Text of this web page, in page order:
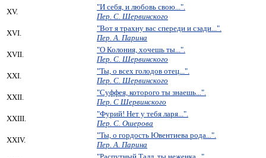
XV.
"И себя, и любовь свою...".
Пер. С. Шервинского
XVI.
"Вот я трахну вас спереди и сзади...".
Пер. А. Парина
XVII.
"О Колония, хочешь ты...".
Пер. С. Шервинского
XXI.
"Ты, о всех голодов отец...".
Пер. С. Шервинского
XXII.
"Суффея, которого ты знаешь...".
Пер. С Шервинского
XXIII.
"Фурий! Нет у тебя ларя...".
Пер. С. Ошерова
XXIV.
"Ты, о гордость Ювентиева рода...".
Пер. А. Парина